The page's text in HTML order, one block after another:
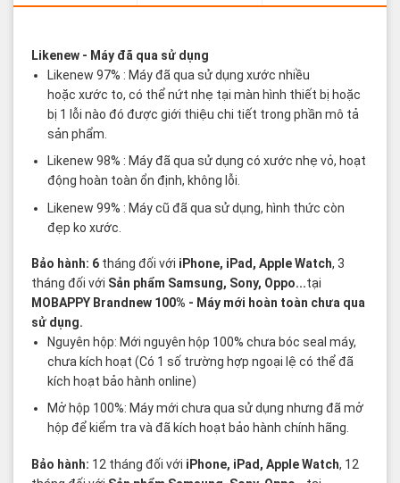
Likenew- Máy đã qua sử dụng
Likenew 97% : Máy đã qua sử dụng xước nhiều
hoặc xước to, có thể nứt nhẹ tại màn hình thiết bị hoặc
bị 1 lỗi nào đó được giới thiệu chi tiết trong phần mô tả
sản phẩm.
Likenew 98% : Máy đã qua sử dụng có xước nhẹ vỏ, hoạt
động hoàn toàn ổn định, không lỗi.
Likenew 99% : Máy cũ đã qua sử dụng, hình thức còn
đẹp ko xước.
Bảo hành: 6 tháng đối với iPhone, iPad, Apple Watch, 3
tháng đối với Sản phẩm Samsung, Sony, Oppo...tại
MOBAPPY Brandnew 100% - Máy mới hoàn toàn chưa qua
sử dụng.
Nguyên hộp: Mới nguyên hộp 100% chưa bóc seal máy,
chưa kích hoạt (Có 1 số trường hợp ngoại lệ có thể đã
kích hoạt bảo hành online)
Mở hộp 100%: Máy mới chưa qua sử dụng nhưng đã mở
hộp để kiểm tra và đã kích hoạt bảo hành chính hãng.
Bảo hành: 12 tháng đối với iPhone, iPad, Apple Watch, 12